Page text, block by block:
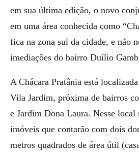
em sua última edição, o novo
em uma área conhecida como
fica na zona sul da cidade, e não
imediações do bairro Duílio
A Chácara Pratânia está
Vila Jardim, próxima de bairros
e Jardim Dona Laura. Nesse local
imóveis que contarão com dois
metros quadrados de área útil